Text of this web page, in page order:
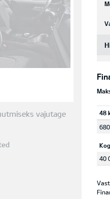
vajutage
48
40